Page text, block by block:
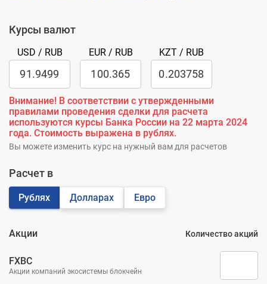
Курсы валют
USD / RUB EUR / RUB KZT / RUB
Внимание! В соответствии с утвержденными
правилами проведения сделки для расчета
используются курсы Банка России на 22 марта 2024
года. Стоимость выражена в рублях.
Вы можете изменить курс на нужный вам для расчетов
Расчет в
Рублях Долларах Евро
Акции Количество акций
FXBC
Акции компаний экосистемы блокчейн